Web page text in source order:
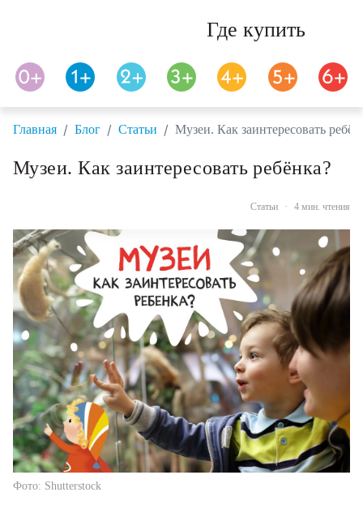
Где купить
Главная / Блог / Статьи / Музеи. Как заинтересовать
Музеи. Как заинтересовать ребёнка?
Статьи · 4 мин. чтения
Фото: Shutterstock